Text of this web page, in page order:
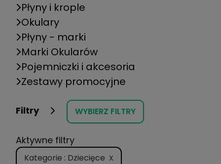
Płyny i krople
Okulary
Płyny - marki
Marki Okularów
Pojemniczki i akcesoria
Zestawy promocyjne
Filtry WYBIERZ FILTRY
Aktywne filtry
Kategorie : Dziecięce X